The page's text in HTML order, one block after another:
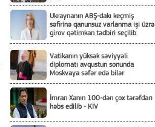
Ukraynanın ABŞ-dakı keçmiş
səfirinə qanunsuz varlanma işi üzrə
girov qətimkan tədbiri seçilib
Vatikanın yüksək səviyyəli
diplomatı avqustun sonunda
Moskvaya səfər edə bilər
İmran Xanın 100-dən çox tərəfdarı
həbs edilib - KİV